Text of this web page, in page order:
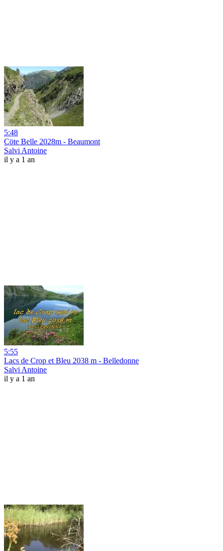
5:48
Cöte Belle 2028m - Beaumont
Salvi Antoine
il y a 1 an
5:55
Lacs de Crop et Bleu 2038 m - Belledonne
Salvi Antoine
il y a 1 an